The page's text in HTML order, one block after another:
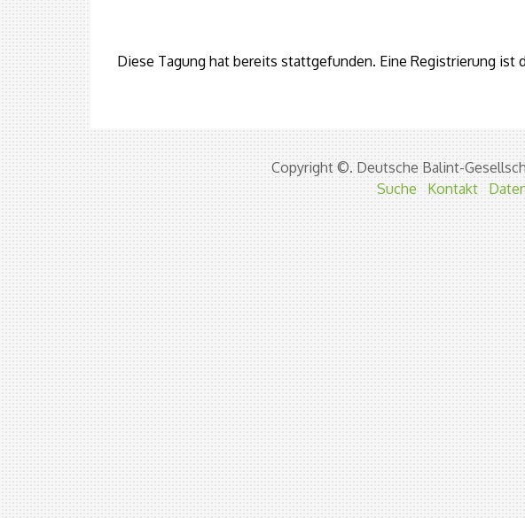
Diese Tagung hat bereits stattgefunden. Eine Registrierung ist
Copyright ©. Deutsche Balint-
Suche
Kontakt